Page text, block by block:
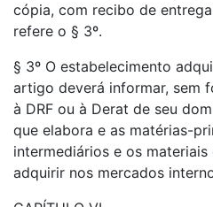
cópia, com recibo de
refere o § 3º.
§ 3º O estabelecimento
artigo deverá informar, sem
à DRF ou à Derat de seu
que elabora e as matérias-
intermediários e os
adquirir nos mercados